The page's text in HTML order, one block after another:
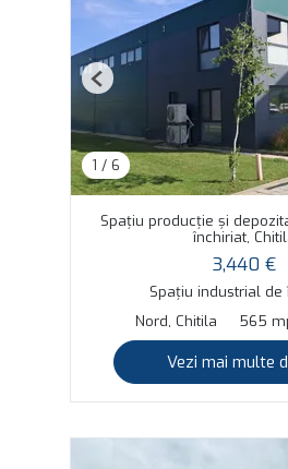
1 / 6
Previous
Spațiu producție și
închiriat,
3,440 €
Spațiu industrial de
Nord, Chitila
565
Vezi mai multe